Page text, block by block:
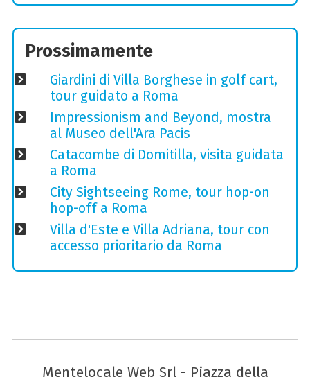
Prossimamente
Giardini di Villa Borghese in golf cart,
tour guidato a Roma
Impressionism and Beyond, mostra
al Museo dell'Ara Pacis
Catacombe di Domitilla, visita guidata
a Roma
City Sightseeing Rome, tour hop-on
hop-off a Roma
Villa d'Este e Villa Adriana, tour con
accesso prioritario da Roma
Mentelocale Web Srl - Piazza della